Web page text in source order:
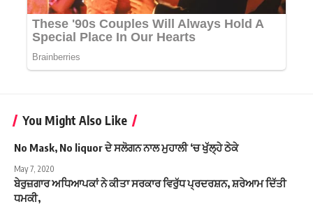
You Might Also Like
No Mask, No liquor ਦੇ ਸਲੋਗਨ ਨਾਲ ਮੁਹਾਲੀ ‘ਚ ਖੁੱਲ੍ਹੇ ਠੇਕੇ
May 7, 2020
ਬੇਰੁਜ਼ਗਾਰ ਅਧਿਆਪਕਾਂ ਨੇ ਕੀਤਾ ਸਰਕਾਰ ਵਿਰੁੱਧ ਪ੍ਰਦਰਸ਼ਨ, ਸ਼ਰੇਆਮ ਦਿੱਤੀ
ਧਮਕੀ,